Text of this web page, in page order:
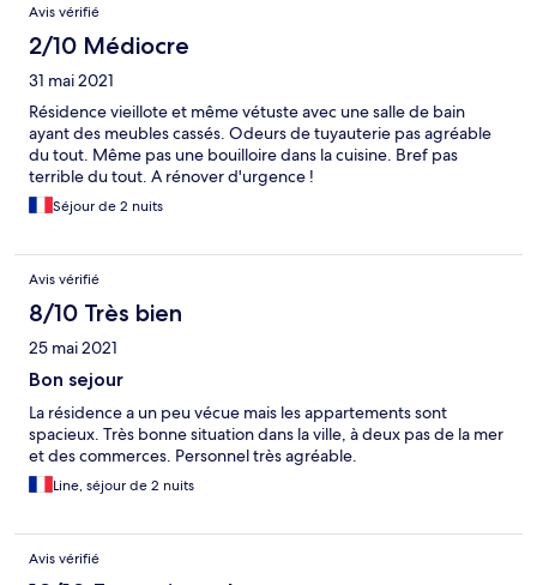
Avis vérifié
2/10 Médiocre
31 mai 2021
Résidence vieillote et même vétuste avec une salle de bain
ayant des meubles cassés. Odeurs de tuyauterie pas agréable
du tout. Même pas une bouilloire dans la cuisine. Bref pas
terrible du tout. A rénover d'urgence !
Séjour de 2 nuits
Avis vérifié
8/10 Très bien
25 mai 2021
Bon sejour
La résidence a un peu vécue mais les appartements sont
spacieux. Très bonne situation dans la ville, à deux pas de la mer
et des commerces. Personnel très agréable.
Line, séjour de 2 nuits
Avis vérifié